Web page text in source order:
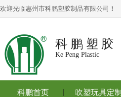
欢迎光临惠州市科鹏塑胶制品有限公司！
科 鹏 塑 胶
Ke Peng Plastic
科鹏首页 吹塑玩具定制